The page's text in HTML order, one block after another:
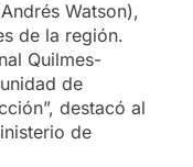
Watson),
de la región.
Quilmes-
de
destacó al
de